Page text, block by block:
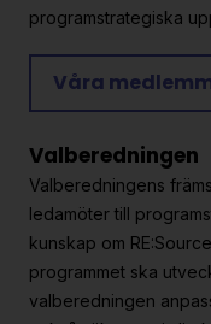
programstrategiska
Våra
Valberedningen
Valberedningens
ledamöter till
kunskap om
programmet ska
valberedningen